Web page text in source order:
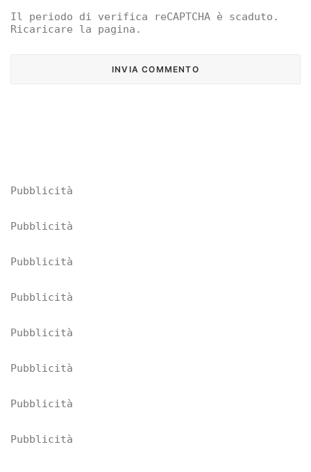
Il periodo di verifica reCAPTCHA è scaduto.
Ricaricare la pagina.
Pubblicità
Pubblicità
Pubblicità
Pubblicità
Pubblicità
Pubblicità
Pubblicità
Pubblicità